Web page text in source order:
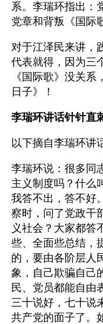
系。李瑞环指出：
党章和背叛《国际
对于江泽民来讲，
代表就得，因为三
《国际歌》没关
日子》！
李瑞环讲话针针直
以下摘自李瑞环讲
李瑞环说：很多同
主义制度吗？什么
我答不出，答不好
察时，问了党政干
义社会？大家都答
些、全面些总结，
的，要由各阶层人
象，自己欺骗自己
民、党员都能自由
三十说好，七十说
共产党的面子了。